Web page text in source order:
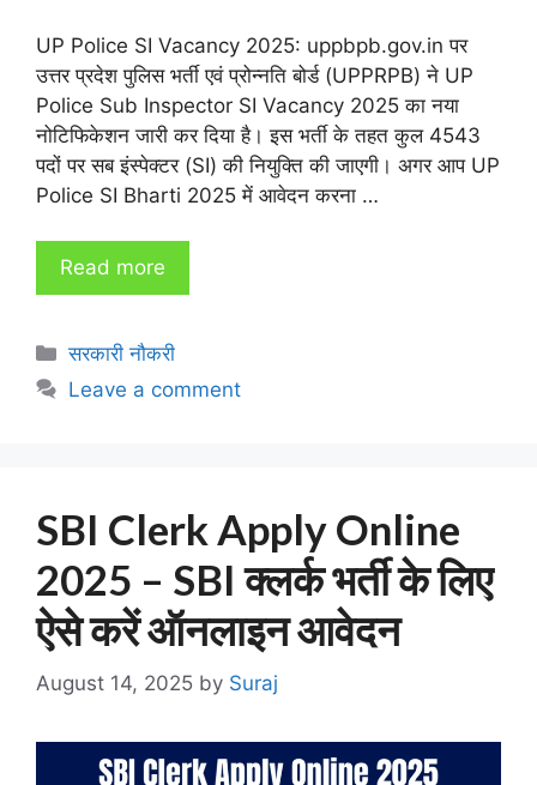
UP Police SI Vacancy 2025: uppbpb.gov.in पर
उत्तर प्रदेश पुलिस भर्ती एवं प्रोन्नति बोर्ड (UPPRPB) ने UP
Police Sub Inspector SI Vacancy 2025 का नया
नोटिफिकेशन जारी कर दिया है। इस भर्ती के तहत कुल 4543
पदों पर सब इंस्पेक्टर (SI) की नियुक्ति की जाएगी। अगर आप UP
Police SI Bharti 2025 में आवेदन करना …
Read more
Categories
सरकारी नौकरी
Leave a comment
SBI Clerk Apply Online
2025 – SBI क्लर्क भर्ती के लिए
ऐसे करें ऑनलाइन आवेदन
August 14, 2025 by Suraj